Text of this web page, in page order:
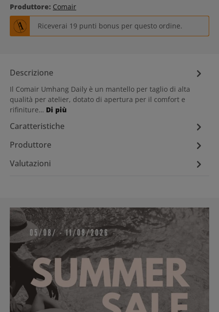
Produttore: Comair
Riceverai 19 punti bonus per questo ordine.
Descrizione
Il Comair Umhang Daily è un mantello per taglio di alta
qualità per atelier, dotato di apertura per il comfort e
rifiniture… Di più
Caratteristiche
Produttore
Valutazioni